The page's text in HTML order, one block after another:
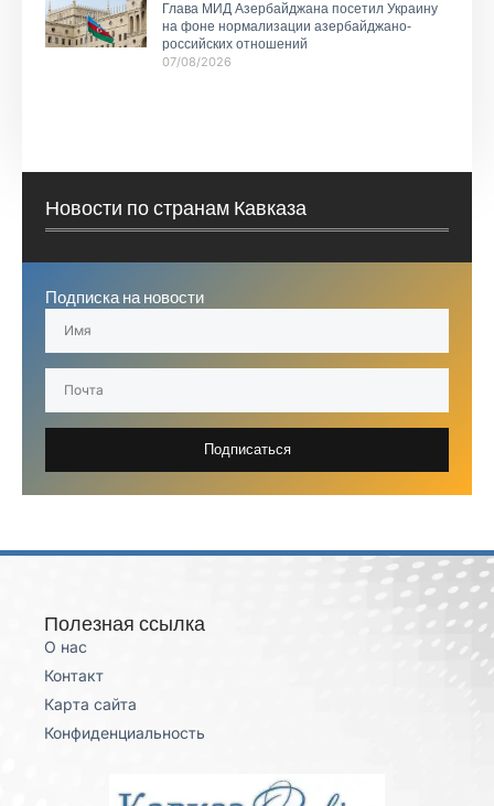
Глава МИД Азербайджана посетил Украину
на фоне нормализации азербайджано-
российских отношений
07/08/2026
Новости по странам Кавказа
Подписка на новости
Подписаться
Полезная ссылка
О нас
Контакт
Карта сайта
Конфиденциальность